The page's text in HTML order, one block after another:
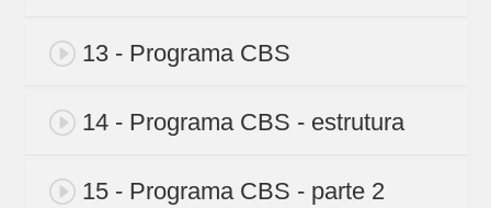
13 - Programa CBS
14 - Programa CBS - estrutura
15 - Programa CBS - parte 2